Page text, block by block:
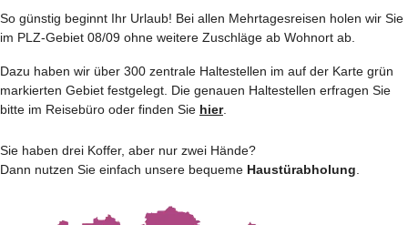
So günstig beginnt Ihr Urlaub! Bei allen Mehrtages­reisen holen wir Sie
im PLZ-Gebiet 08/09 ohne weitere Zuschläge ab Wohnort ab.
Dazu haben wir über 300 zentrale Haltestellen im auf der Karte grün
markierten Gebiet festgelegt. Die genauen Haltestellen erfragen Sie
bitte im Reisebüro oder finden Sie hier.
Sie haben drei Koffer, aber nur zwei Hände?
Dann nutzen Sie einfach unsere bequeme Haustürabholung.